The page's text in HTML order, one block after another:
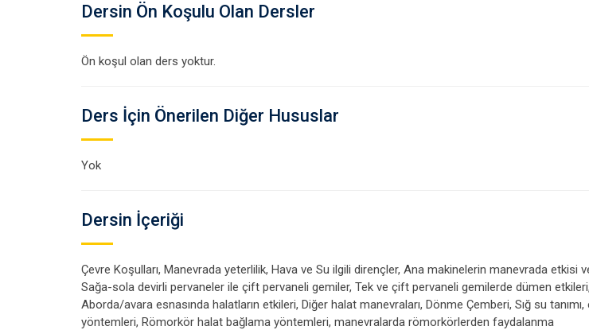
Dersin Ön Koşulu Olan Dersler
Ön koşul olan ders yoktur.
Ders İçin Önerilen Diğer Hususlar
Yok
Dersin İçeriği
Çevre Koşulları, Manevrada yeterlilik, Hava ve Su ilgili dirençler, Ana makinelerin manevrada etkisi
Sağa-sola devirli pervaneler ile çift pervaneli gemiler, Tek ve çift pervaneli gemilerde dümen
Aborda/avara esnasında halatların etkileri, Diğer halat manevraları, Dönme Çemberi, Sığ su
yöntemleri, Römorkör halat bağlama yöntemleri, manevralarda römorkörlerden faydalanma